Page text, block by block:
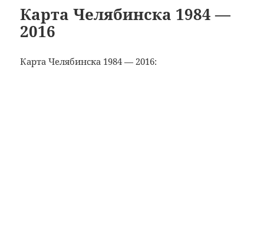
Карта Челябинска 1984 —
2016
Карта Челябинска 1984 — 2016: